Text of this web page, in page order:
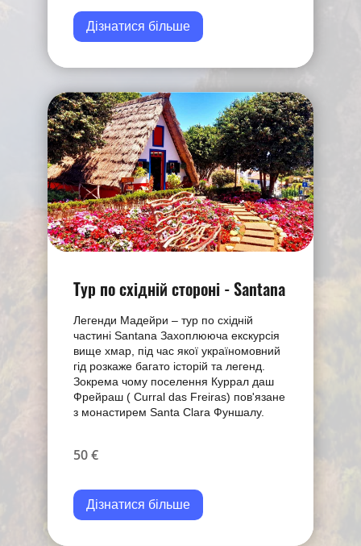
Дізнатися більше
Тур по східній стороні - Santana
Легенди Мадейри – тур по східній
частині Santana Захоплююча екскурсія
вище хмар, під час якої україномовний
гід розкаже багато історій та легенд.
Зокрема чому поселення Куррал даш
Фрейраш ( Curral das Freiras) пов'язане
з монастирем Santa Clara Фуншалу.
50 €
Дізнатися більше